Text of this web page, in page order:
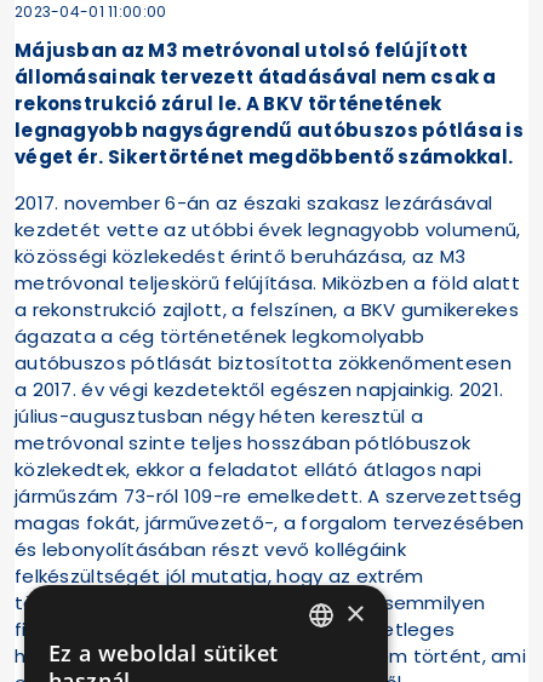
2023-04-01 11:00:00
Májusban az M3 metróvonal utolsó felújított
állomásainak tervezett átadásával nem csak a
rekonstrukció zárul le. A BKV történetének
legnagyobb nagyságrendű autóbuszos pótlása is
véget ér. Sikertörténet megdöbbentő számokkal.
2017. november 6-án az északi szakasz lezárásával
kezdetét vette az utóbbi évek legnagyobb volumenű,
közösségi közlekedést érintő beruházása, az M3
metróvonal teljeskörű felújítása. Miközben a föld alatt
a rekonstrukció zajlott, a felszínen, a BKV gumikerekes
ágazata a cég történetének legkomolyabb
autóbuszos pótlását biztosította zökkenőmentesen
a 2017. év végi kezdetektől egészen napjainkig. 2021.
július-augusztusban négy héten keresztül a
metróvonal szinte teljes hosszában pótlóbuszok
közlekedtek, ekkor a feladatot ellátó átlagos napi
járműszám 73-ról 109-re emelkedett. A szervezettség
magas fokát, járművezető-, a forgalom tervezésében
és lebonyolításában részt vevő kollégáink
felkészültségét jól mutatja, hogy az extrém
többletfeladattal terhelt időszak alatt semmilyen
figyelemfelkeltő baleset, a tervezés esetleges
hibájából eredő több órás várakozás nem történt, ami
×
Ez a weboldal sütiket